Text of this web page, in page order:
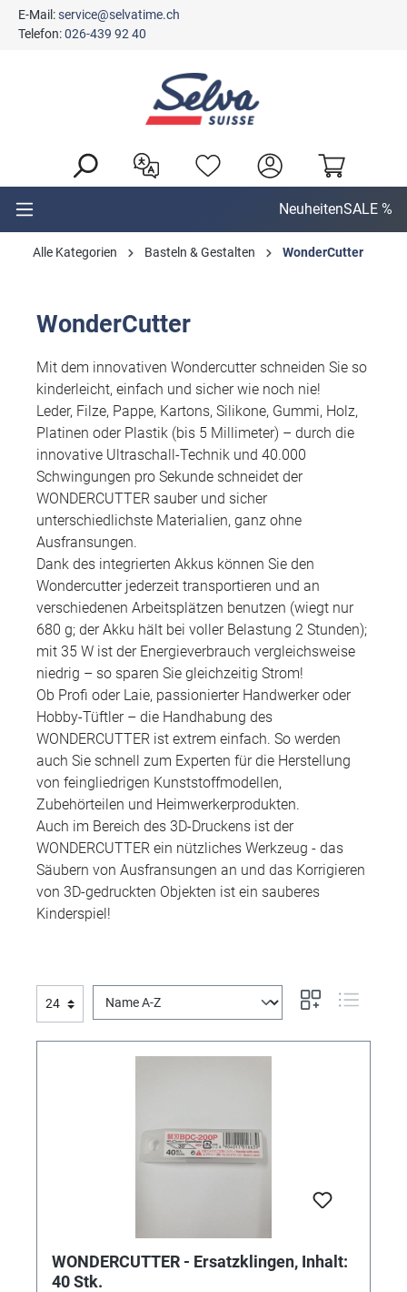
springen
E-Mail:service@selvatime.ch
Telefon:026-439 92 40
NeuheitenSALE %
Alle Kategorien Basteln & Gestalten WonderCutter
WonderCutter
Mit dem innovativen Wondercutter schneiden Sie so
kinderleicht, einfach und sicher wie noch nie!
Leder, Filze, Pappe, Kartons, Silikone, Gummi, Holz,
Platinen oder Plastik (bis 5 Millimeter) – durch die
innovative Ultraschall-Technik und 40.000
Schwingungen pro Sekunde schneidet der
WONDERCUTTER sauber und sicher
unterschiedlichste Materialien, ganz ohne
Ausfransungen.
Dank des integrierten Akkus können Sie den
Wondercutter jederzeit transportieren und an
verschiedenen Arbeitsplätzen benutzen (wiegt nur
680 g; der Akku hält bei voller Belastung 2 Stunden);
mit 35 W ist der Energieverbrauch vergleichsweise
niedrig – so sparen Sie gleichzeitig Strom!
Ob Profi oder Laie, passionierter Handwerker oder
Hobby-Tüftler – die Handhabung des
WONDERCUTTER ist extrem einfach. So werden
auch Sie schnell zum Experten für die Herstellung
von feingliedrigen Kunststoffmodellen,
Zubehörteilen und Heimwerkerprodukten.
Auch im Bereich des 3D-Druckens ist der
WONDERCUTTER ein nützliches Werkzeug - das
Säubern von Ausfransungen an und das Korrigieren
von 3D-gedruckten Objekten ist ein sauberes
Kinderspiel!
WONDERCUTTER - Ersatzklingen, Inhalt:
40 Stk.